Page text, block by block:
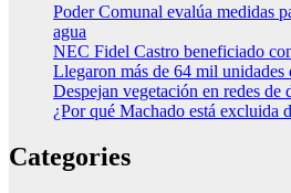
Poder Comunal evalúa medidas
agua
NEC Fidel Castro beneficiado
Llegaron más de 64 mil unidades
Despejan vegetación en redes de
¿Por qué Machado está excluida
Categories